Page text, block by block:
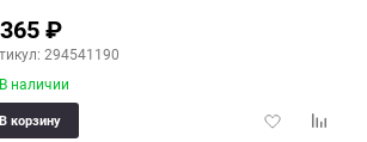
₽
294541190
В наличии
Добавить
В корзину